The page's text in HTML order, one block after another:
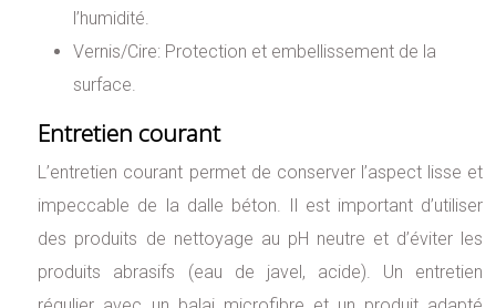
l’humidité.
Vernis/Cire: Protection et embellissement de la
surface.
Entretien courant
L’entretien courant permet de conserver l’aspect lisse et
impeccable de la dalle béton. Il est important d’utiliser
des produits de nettoyage au pH neutre et d’éviter les
produits abrasifs (eau de javel, acide). Un entretien